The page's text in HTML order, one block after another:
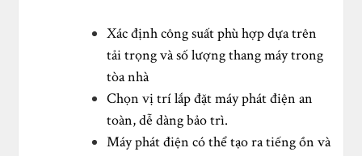
Xác định công suất phù hợp dựa trên
tải trọng và số lượng thang máy trong
tòa nhà
Chọn vị trí lắp đặt máy phát điện an
toàn, dễ dàng bảo trì.
Máy phát điện có thể tạo ra tiếng ồn và